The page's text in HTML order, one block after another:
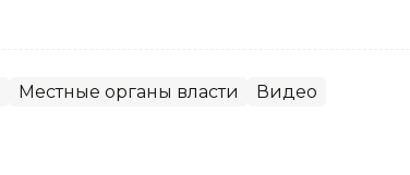
Местные органы власти
Видео